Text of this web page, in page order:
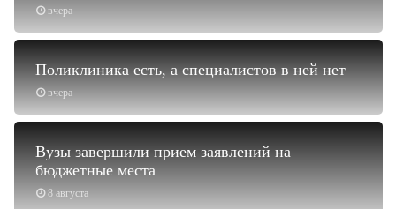
вчера
вчера
Поликлиника есть, а специалистов в ней нет
8 августа
Вузы завершили прием заявлений на
бюджетные места